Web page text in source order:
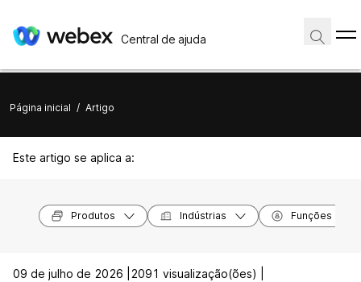
Central de ajuda
Página inicial / Artigo
Este artigo se aplica a:
Produtos Indústrias Funções
09 de julho de 2026 |
2091 visualização(ões) |